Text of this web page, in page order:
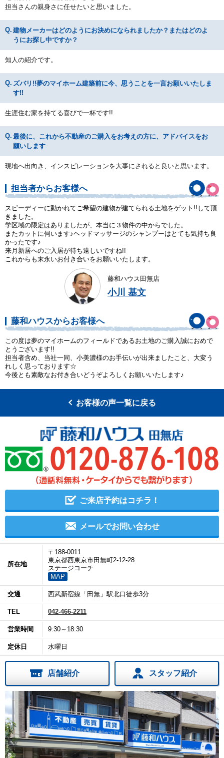
担当さんの親身さに任せたいと思いました。
建物メーカーはどのようにお決めになられましたか？またはどのよ
うにお探し中ですか？
知人の紹介です。
ズバリ!!夢のマイホーム建築前に今、思うことを一言お願いいたしま
す!!
生涯住む家を持てる喜びで一杯です!!
最後に、これから不動産のご購入をお考えの方に、アドバイスをお
願いします
現地へ出向き、インスピレーションを大事にされると良いと思います。
担当者からお客様へ
スピーディーに動かれてご希望の建物が建てられる土地をゲット!!して頂
きました。
学区域の限定はありましたが、本当に３物件の中からでした。
またカットに伺います♪ヘッドマッサージのシャンプーはとても気持ち良
かったです♪
来月新居へのご入居が待ち遠しいですね!!
これからも末永いお付き合いをお願いいたします。
藤和ハウス田無店
小川 基文
藤和ハウスからお客様へ
この度は夢のマイホームのフィールドであるお土地のご購入誠におめで
とうございます!!
担当者含め、当社一同、小美濃様のお手伝いが出来ましたこと、大変う
れしく思っております☆
今後とも素敵なお付き合いどうぞよろしくお願いいたします♪
お客様の声一覧に戻る
ご来店予約はコチラ！
メールでお問い合わせ
所在地
〒188-0011
東京都西東京市田無町2-12-28
ステージコーチ
MAP
交通 西武新宿線「田無」駅北口徒歩3分
TEL 042-466-2211
営業時間 9:30～18:30
定休日 水曜日
店舗紹介 スタッフ紹介